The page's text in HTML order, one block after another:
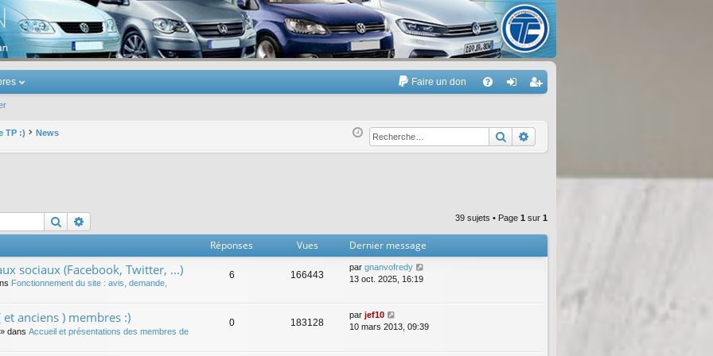
Touran
Faire un don
Q ne
xi
nr
eg
r
TP :) News Rechercher
Rechercher 39 sujets • Page 1 sur 1
Réponses Vues Dernier message
sociaux (Facebook, Twitter, ...)
Fonctionnement du site : avis, demande,
6 166443
par gnanvofredy
13 oct. 2025, 16:19
anciens ) membres :)
» dans Accueil et présentations des membres de
0 183128
par jef10
10 mars 2013, 09:39